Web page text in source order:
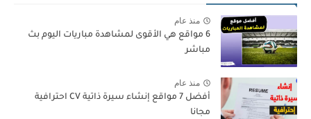
منذ عام
6 مواقع هي الأقوى لمشاهدة مباريات اليوم بث
مباشر
منذ عام
أفضل 7 مواقع إنشاء سيرة ذاتية CV احترافية
مجانا